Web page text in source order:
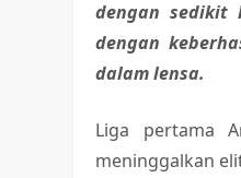
dengan sedikit
dengan
dalam lensa.
Liga pertama
meninggalkan